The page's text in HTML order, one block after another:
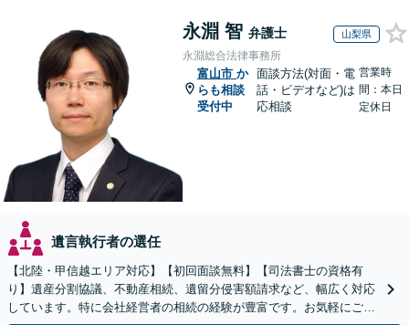
永淵 智 弁護士 山梨県
永淵総合法律事務所
富山市 か
らも相談
受付中
面談方法(対面・電
話・ビデオなど)は
応相談
営業時
間：本日
定休日
遺言執行者の選任
【北陸・甲信越エリア対応】【初回面談無料】【司法書士の資格有
り】遺産分割協議、不動産相続、遺留分侵害額請求など、幅広く対応
しています。特に会社経営者の相続の経験が豊富です。お気軽にご相